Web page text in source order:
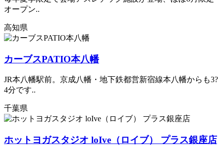
オープン..
高知県
カーブスPATIO本八幡
JR本八幡駅前。京成八幡・地下鉄都営新宿線本八幡からも3?
4分です..
千葉県
ホットヨガスタジオ loIve（ロイブ） プラス銀座店